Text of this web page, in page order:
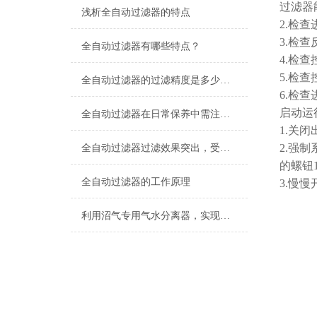
浅析全自动过滤器的特点
全自动过滤器有哪些特点？
全自动过滤器的过滤精度是多少，不知道的请看这里！
全自动过滤器在日常保养中需注意的三大问题
全自动过滤器过滤效果突出，受到污水处理厂的青睐
全自动过滤器的工作原理
利用沼气专用气水分离器，实现高效能源转换
过滤器
2.检查
3.检查
4.检查
5.检查
6.检查
启动
1.关闭
2.强制
的螺
3.慢慢